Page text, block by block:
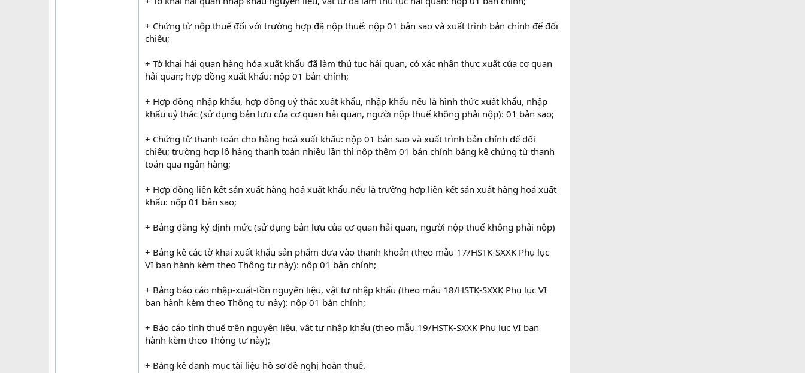
+ Chứng từ nộp thuế đối với trường hợp đã nộp thuế: nộp 01 bản sao và xuất trình bản chính để đối
chiếu;
+ Tờ khai hải quan hàng hóa xuất khẩu đã làm thủ tục hải quan, có xác nhận thực xuất của cơ quan
hải quan; hợp đồng xuất khẩu: nộp 01 bản chính;
+ Hợp đồng nhập khẩu, hợp đồng uỷ thác xuất khẩu, nhập khẩu nếu là hình thức xuất khẩu, nhập
khẩu uỷ thác (sử dụng bản lưu của cơ quan hải quan, người nộp thuế không phải nộp): 01 bản sao;
+ Chứng từ thanh toán cho hàng hoá xuất khẩu: nộp 01 bản sao và xuất trình bản chính để đối
chiếu; trường hợp lô hàng thanh toán nhiều lần thì nộp thêm 01 bản chính bảng kê chứng từ thanh
toán qua ngân hàng;
+ Hợp đồng liên kết sản xuất hàng hoá xuất khẩu nếu là trường hợp liên kết sản xuất hàng hoá xuất
khẩu: nộp 01 bản sao;
+ Bảng đăng ký định mức (sử dụng bản lưu của cơ quan hải quan, người nộp thuế không phải nộp)
+ Bảng kê các tờ khai xuất khẩu sản phẩm đưa vào thanh khoản (theo mẫu 17/HSTK-SXXK Phụ lục
VI ban hành kèm theo Thông tư này): nộp 01 bản chính;
+ Bảng báo cáo nhập-xuất-tồn nguyên liệu, vật tư nhập khẩu (theo mẫu 18/HSTK-SXXK Phụ lục VI
ban hành kèm theo Thông tư này): nộp 01 bản chính;
+ Báo cáo tính thuế trên nguyên liệu, vật tư nhập khẩu (theo mẫu 19/HSTK-SXXK Phụ lục VI ban
hành kèm theo Thông tư này);
+ Bảng kê danh mục tài liệu hồ sơ đề nghị hoàn thuế.